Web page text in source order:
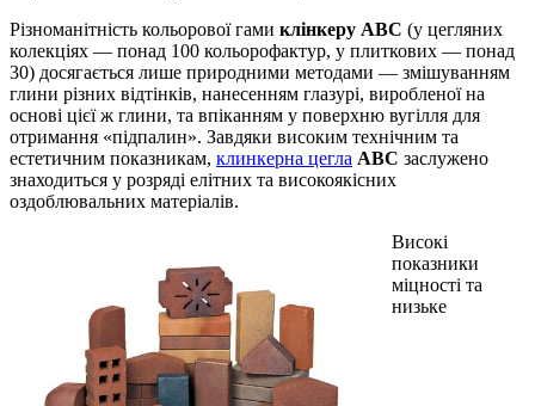
Різноманітність кольорової гами клінкеру ABC (у цегляних
колекціях — понад 100 кольорофактур, у плиткових — понад
30) досягається лише природними методами — змішуванням
глини різних відтінків, нанесенням глазурі, виробленої на
основі цієї ж глини, та впіканням у поверхню вугілля для
отримання «підпалин». Завдяки високим технічним та
естетичним показникам, клинкерна цегла ABC заслужено
знаходиться у розряді елітних та високоякісних
оздоблювальних матеріалів.
Високі
показники
міцності та
низьке